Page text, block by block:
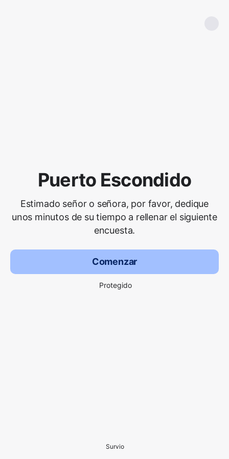
Puerto Escondido
Estimado señor o señora, por favor, dedique
unos minutos de su tiempo a rellenar el siguiente
encuesta.
Comenzar
Protegido
Survio